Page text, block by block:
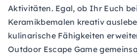
Aktivitäten. Egal, ob Ihr Euch
Keramikbemalen kreativ
kulinarische Fähigkeiten
Outdoor Escape Game